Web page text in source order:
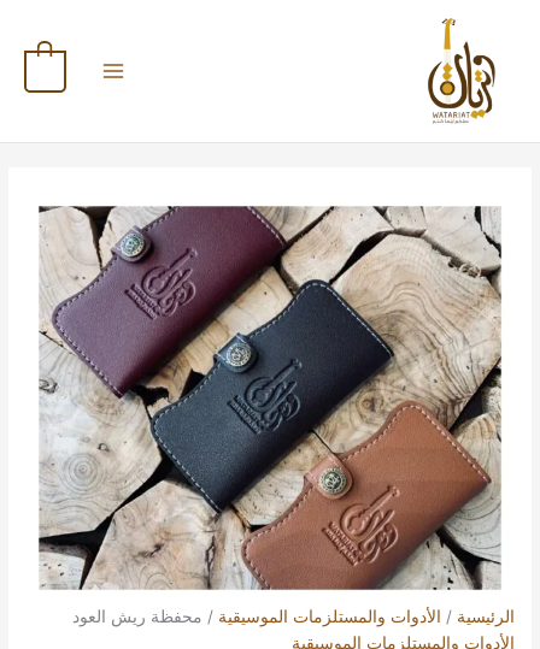
المحتوى
الرئيسية / الأدوات والمستلزمات الموسيقية / محفظة ريش العود
الأدوات والمستلزمات الموسيقية
محفظة
ريش
العود